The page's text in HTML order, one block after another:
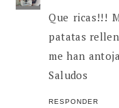
Que ricas!!!
patatas
me han
Saludos
RESPONDER